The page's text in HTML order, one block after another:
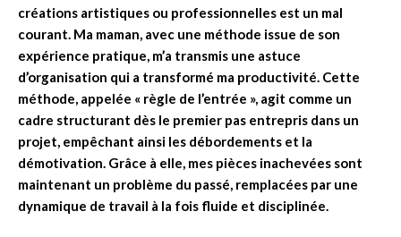
créations artistiques ou professionnelles est un mal
courant. Ma maman, avec une méthode issue de son
expérience pratique, m’a transmis une astuce
d’organisation qui a transformé ma productivité. Cette
méthode, appelée « règle de l’entrée », agit comme un
cadre structurant dès le premier pas entrepris dans un
projet, empêchant ainsi les débordements et la
démotivation. Grâce à elle, mes pièces inachevées sont
maintenant un problème du passé, remplacées par une
dynamique de travail à la fois fluide et disciplinée.